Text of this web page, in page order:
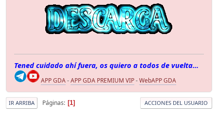
Tened cuidado ahí fuera, os quiero a todos de vuelta...
APP GDA-APP GDA PREMIUM VIP-WebAPP GDA
IR ARRIBA Páginas 1 ACCIONES DEL USUARIO